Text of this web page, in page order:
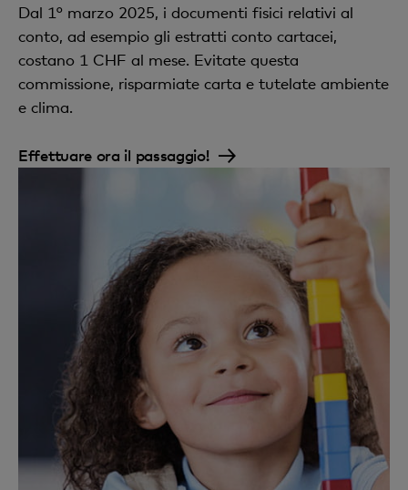
estratto supplementare
Chiusura del conto
uan chiusura del conto gratuita al
35% sugli interessi lordi maturati qualora gli
interessi siano superiori a CHF 200 e la chiusura del
conto sia su base annuale
Estinzione del conto
gratuita (più altre spese, come quelle per ordini di
pagamento esterni, spese postali, ecc.)
Avvisi singoli
secondo tariffa postale vigente
Dal 1° marzo 2025, i documenti fisici relativi al
conto, ad esempio gli estratti conto cartacei,
costano 1 CHF al mese. Evitate questa
commissione, risparmiate carta e tutelate ambiente
e clima.
Effettuare ora il passaggio!